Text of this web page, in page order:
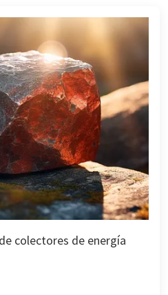
colectores de energía